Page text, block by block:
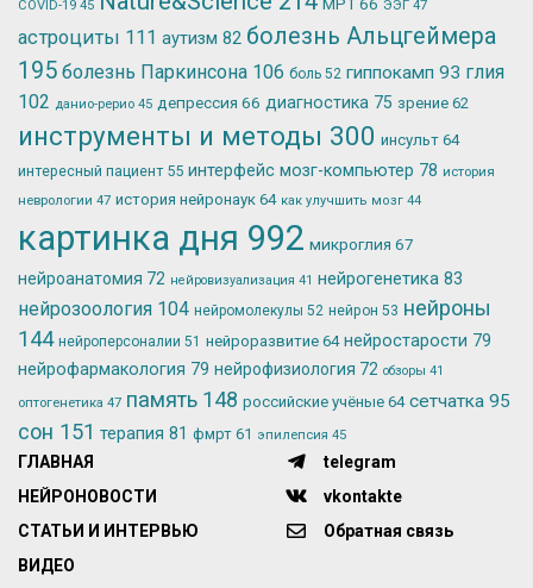
COVID-19 45 ЭЭГ 47
астроциты 111 аутизм 82 болезнь Альцгеймера
195 болезнь Паркинсона 106 боль 52 гиппокамп 93 глия
102 данио-рерио 45 депрессия 66 диагностика 75 зрение 62
инструменты и методы 300 инсульт 64
интересный пациент 55 интерфейс мозг-компьютер 78 история
неврологии 47 история нейронаук 64 как улучшить мозг 44
картинка дня 992 микроглия 67
нейроанатомия 72 нейровизуализация 41 нейрогенетика 83
нейрозоология 104 нейромолекулы 52 нейрон 53 нейроны
144 нейроперсоналии 51 нейроразвитие 64 нейростарости 79
нейрофармакология 79 нейрофизиология 72 обзоры 41
оптогенетика 47 память 148 российские учёные 64 сетчатка 95
сон 151 терапия 81 фмрт 61 эпилепсия 45
ГЛАВНАЯ
НЕЙРОНОВОСТИ
СТАТЬИ И ИНТЕРВЬЮ
ВИДЕО
telegram
vkontakte
Обратная связь